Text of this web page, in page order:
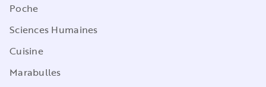
Poche
Sciences Humaines
Cuisine
Marabulles